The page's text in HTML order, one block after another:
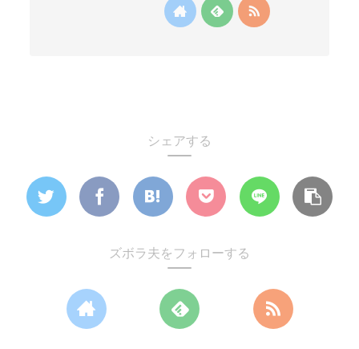
シェアする
ズボラ夫をフォローする